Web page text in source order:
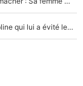
F1 - Lewis Hamilton victime de harcèlement, la discipline qui lui a évité le pire : «J'aurais probablement mal tourné»